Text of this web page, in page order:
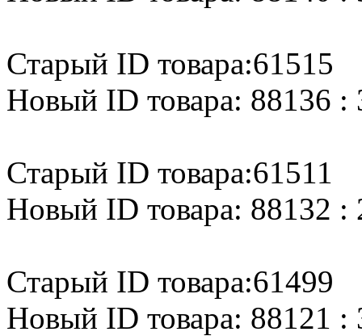
Старый ID товара:61515
Новый ID товара: 88136 :
Старый ID товара:61511
Новый ID товара: 88132 :
Старый ID товара:61499
Новый ID товара: 88121 :